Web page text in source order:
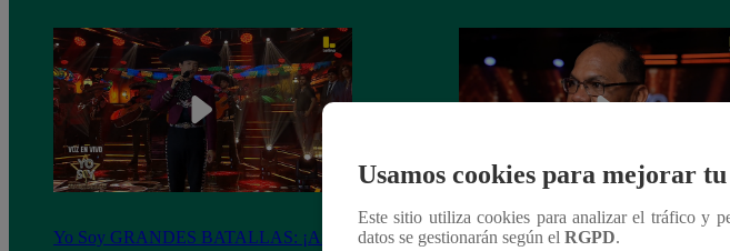
Yo Soy GRANDES BATALLAS: ¡Andy
Yo Soy GRANDES BATALLAS:
Usamos cookies para mejorar
Este sitio utiliza cookies para analizar el tráfico y
datos se gestionarán según el RGPD.